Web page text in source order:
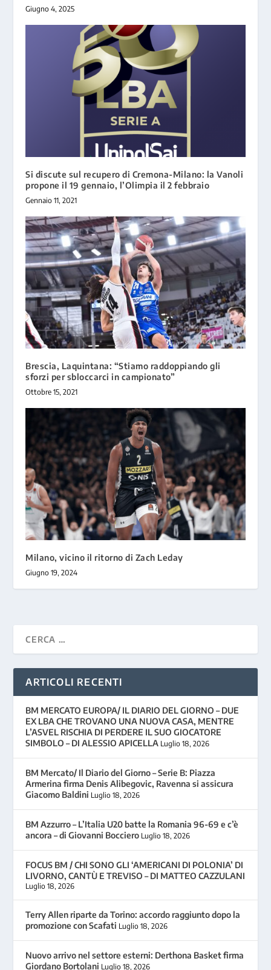
Giugno 4, 2025
Si discute sul recupero di Cremona-Milano: la Vanoli
propone il 19 gennaio, l’Olimpia il 2 febbraio
Gennaio 11, 2021
Brescia, Laquintana: “Stiamo raddoppiando gli
sforzi per sbloccarci in campionato”
Ottobre 15, 2021
Milano, vicino il ritorno di Zach Leday
Giugno 19, 2024
ARTICOLI RECENTI
BM MERCATO EUROPA/ IL DIARIO DEL GIORNO – DUE
EX LBA CHE TROVANO UNA NUOVA CASA, MENTRE
L’ASVEL RISCHIA DI PERDERE IL SUO GIOCATORE
SIMBOLO – DI ALESSIO APICELLA Luglio 18, 2026
BM Mercato/ Il Diario del Giorno – Serie B: Piazza
Armerina firma Denis Alibegovic, Ravenna si assicura
Giacomo Baldini Luglio 18, 2026
BM Azzurro – L’Italia U20 batte la Romania 96-69 e c’è
ancora – di Giovanni Bocciero Luglio 18, 2026
FOCUS BM / CHI SONO GLI ‘AMERICANI DI POLONIA’ DI
LIVORNO, CANTÙ E TREVISO – DI MATTEO CAZZULANI
Luglio 18, 2026
Terry Allen riparte da Torino: accordo raggiunto dopo la
promozione con Scafati Luglio 18, 2026
Nuovo arrivo nel settore esterni: Derthona Basket firma
Giordano Bortolani Luglio 18, 2026